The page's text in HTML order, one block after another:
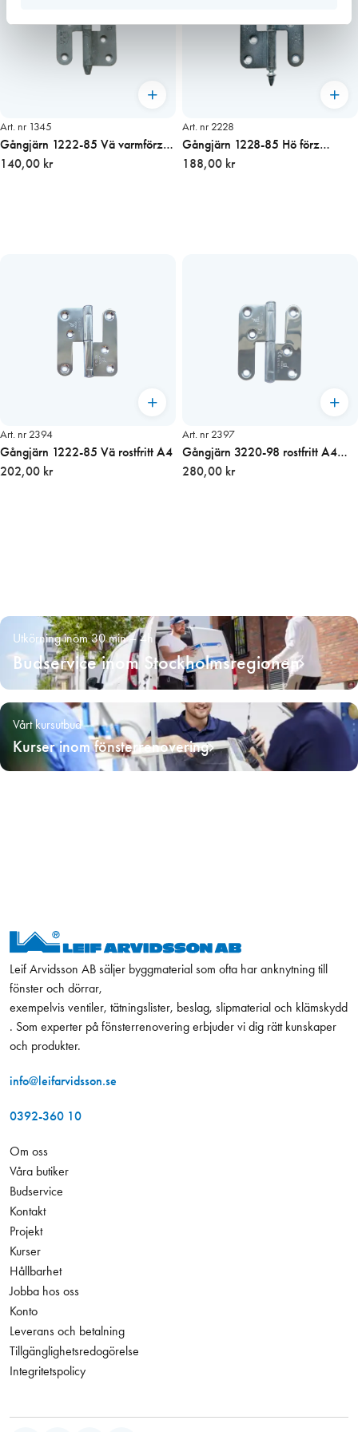
Art. nr 1345
Gångjärn 1222-85 Vä varmförz
konisk knopp
140,00 kr
Art. nr 2228
Gångjärn 1228-85 Hö förz
ekollon knopp
188,00 kr
Art. nr 2394
Gångjärn 1222-85 Vä rostfritt A4
202,00 kr
Art. nr 2397
Gångjärn 3220-98 rostfritt A4
Vänster
280,00 kr
Utkörning inom 30 min – 4h
Budservice inom Stockholmsregionen
Vårt kursutbud
Kurser inom fönsterrenovering
Leif Arvidsson AB säljer byggmaterial som ofta har anknytning till
fönster och dörrar,
exempelvis ventiler, tätningslister, beslag, slipmaterial och klämskydd
. Som experter på fönsterrenovering erbjuder vi dig rätt kunskaper
och produkter.
info@leifarvidsson.se
0392-360 10
Om oss
Våra butiker
Budservice
Kontakt
Projekt
Kurser
Hållbarhet
Jobba hos oss
Konto
Leverans och betalning
Tillgänglighetsredogörelse
Integritetspolicy